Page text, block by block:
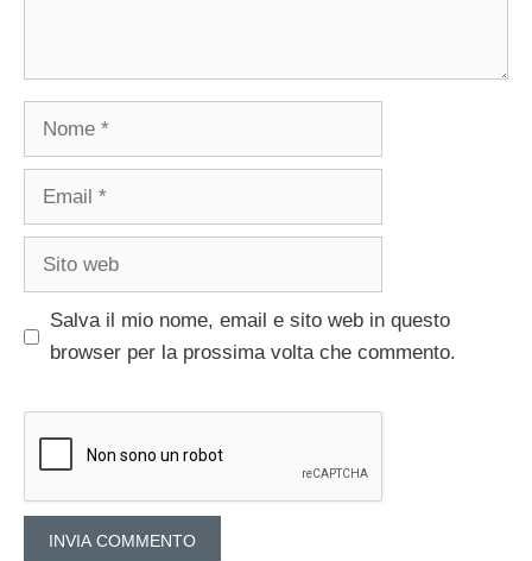
Nome
Email
Sito
Salva il mio nome, email e sito web in questo
browser per la prossima volta che commento.